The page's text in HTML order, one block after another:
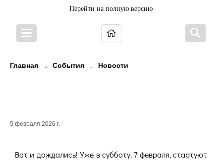
Перейти на полную версию
Главная → События → Новости
5 февраля 2026 г.
Вот и дождались! Уже в субботу, 7 февраля, стартуют